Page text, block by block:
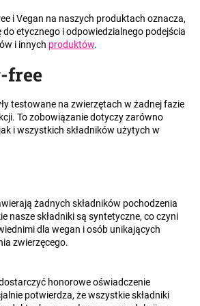
i Vegan na naszych produktach oznacza,
etycznego i odpowiedzialnego podejścia
i innych produktów.
free
testowane na zwierzętach w żadnej fazie
To zobowiązanie dotyczy zarówno
i wszystkich składników użytych w
żadnych składników pochodzenia
nasze składniki są syntetyczne, co czyni
dla wegan i osób unikających
zwierzęcego.
honorowe oświadczenie
potwierdza, że wszystkie składniki